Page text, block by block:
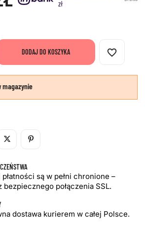
zł
DODAJ DO KOSZYKA favorite_border
magazynie
są w pełni chronione –
bezpiecznego połączenia SSL.
dostawa kurierem w całej Polsce.